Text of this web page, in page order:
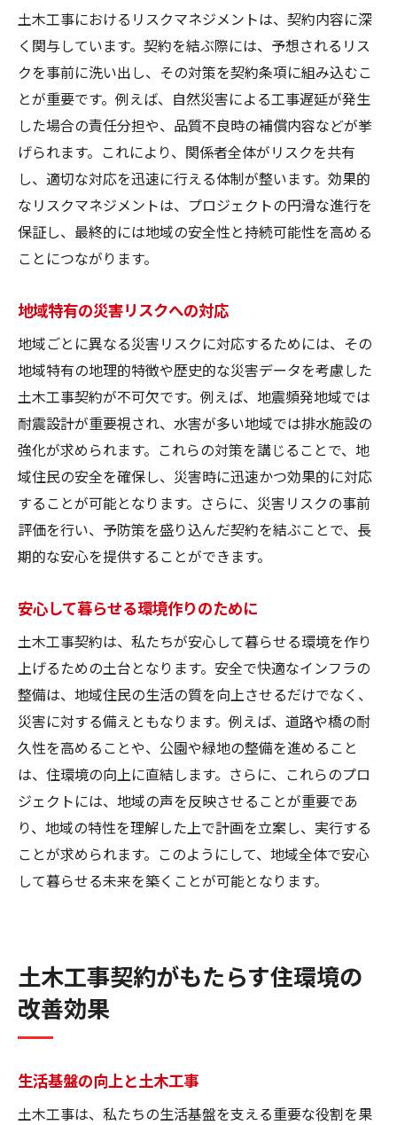
土木工事におけるリスクマネジメントは、契約内容に深
く関与しています。契約を結ぶ際には、予想されるリス
クを事前に洗い出し、その対策を契約条項に組み込むこ
とが重要です。例えば、自然災害による工事遅延が発生
した場合の責任分担や、品質不良時の補償内容などが挙
げられます。これにより、関係者全体がリスクを共有
し、適切な対応を迅速に行える体制が整います。効果的
なリスクマネジメントは、プロジェクトの円滑な進行を
保証し、最終的には地域の安全性と持続可能性を高める
ことにつながります。
地域特有の災害リスクへの対応
地域ごとに異なる災害リスクに対応するためには、その
地域特有の地理的特徴や歴史的な災害データを考慮した
土木工事契約が不可欠です。例えば、地震頻発地域では
耐震設計が重要視され、水害が多い地域では排水施設の
強化が求められます。これらの対策を講じることで、地
域住民の安全を確保し、災害時に迅速かつ効果的に対応
することが可能となります。さらに、災害リスクの事前
評価を行い、予防策を盛り込んだ契約を結ぶことで、長
期的な安心を提供することができます。
安心して暮らせる環境作りのために
土木工事契約は、私たちが安心して暮らせる環境を作り
上げるための土台となります。安全で快適なインフラの
整備は、地域住民の生活の質を向上させるだけでなく、
災害に対する備えともなります。例えば、道路や橋の耐
久性を高めることや、公園や緑地の整備を進めること
は、住環境の向上に直結します。さらに、これらのプロ
ジェクトには、地域の声を反映させることが重要であ
り、地域の特性を理解した上で計画を立案し、実行する
ことが求められます。このようにして、地域全体で安心
して暮らせる未来を築くことが可能となります。
土木工事契約がもたらす住環境の
改善効果
生活基盤の向上と土木工事
土木工事は、私たちの生活基盤を支える重要な役割を果